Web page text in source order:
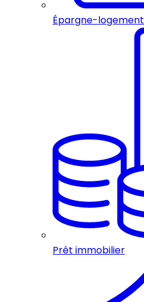
Épargne-logement
Prêt immobilier